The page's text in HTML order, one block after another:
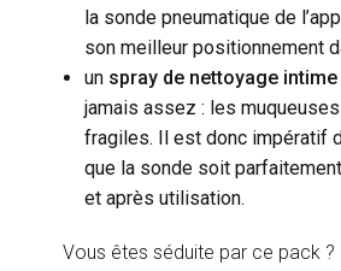
la sonde pneumatique de
son meilleur positionnement
un spray de nettoyage intime
jamais assez : les
fragiles. Il est donc impératif
que la sonde soit
et après utilisation.
Vous êtes séduite par ce pack ?